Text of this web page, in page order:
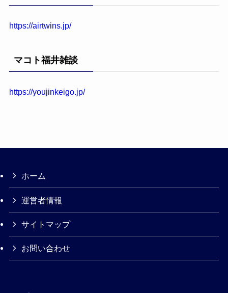
https://airtwins.jp/
マコト福井雑談
https://youjinkeigo.jp/
ホーム
運営者情報
サイトマップ
お問い合わせ